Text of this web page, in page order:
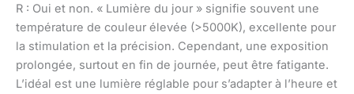
R : Oui et non. « Lumière du jour » signifie souvent une
température de couleur élevée (>5000K), excellente pour
la stimulation et la précision. Cependant, une exposition
prolongée, surtout en fin de journée, peut être fatigante.
L’idéal est une lumière réglable pour s’adapter à l’heure et